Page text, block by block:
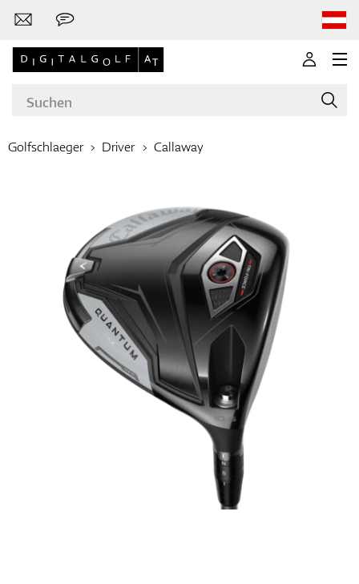
Golfschläger
Bekleidung
Handschuhe
Golfschlaeger Driver Callaway